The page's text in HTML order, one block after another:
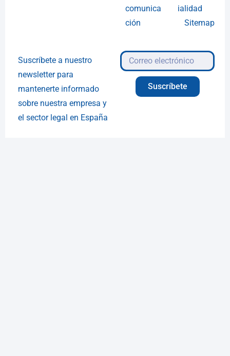
comunica
ción
ialidad
Sitemap
Suscríbete a nuestro
newsletter para
mantenerte informado
sobre nuestra empresa y
el sector legal en España
Suscríbete